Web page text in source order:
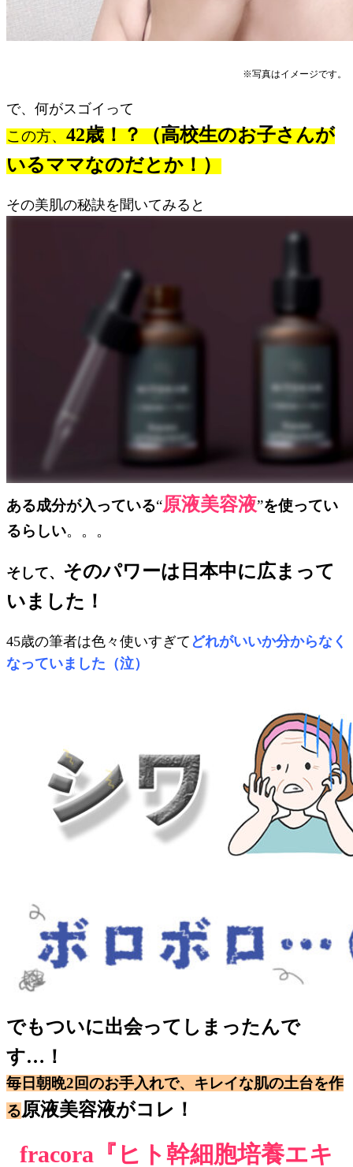
※写真はイメージです。
で、何がスゴイって
この方、 42歳！？（高校生のお子さんが
いるママなのだとか！）
その美肌の秘訣を聞いてみると
ある成分が入っている“原液美容液”を使ってい
るらしい。。。
そして、 そのパワーは日本中に広まって
いました！
45歳の筆者は色々使いすぎて どれがいいか分からなく
なっていました（泣）
でもついに出会ってしまったんで
す…！
毎日朝晩2回のお手入れで、キレイな肌の土台を作
る原液美容液がコレ！
fracora『ヒト幹細胞培養エキ